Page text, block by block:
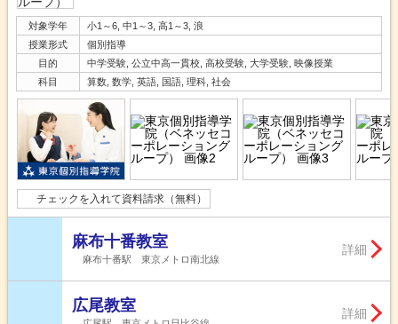
対象学年
小1～6, 中1～3, 高1～3, 浪
授業形式
個別指導
目的
中学受験, 公立中高一貫校, 高校受験, 大学受験, 映像授業
科目
算数, 数学, 英語, 国語, 理科, 社会
チェックを入れて資料請求（無料）
麻布十番教室
麻布十番駅 東京メトロ南北線
詳細
広尾教室 詳細